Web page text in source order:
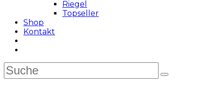
Riegel
Topseller
Shop
Kontakt